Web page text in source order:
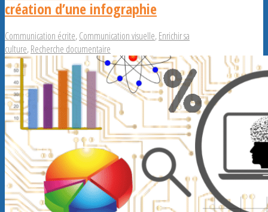
création d’une infographie
Communication écrite,Communication visuelle,Enrichir sa
culture,Recherche documentaire